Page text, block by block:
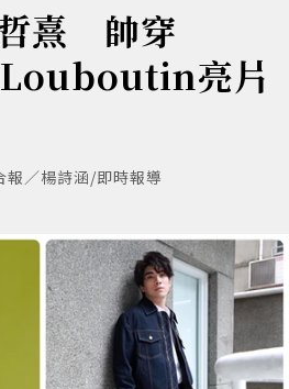
熹 帥穿
亮片
報／楊詩涵/即時報導